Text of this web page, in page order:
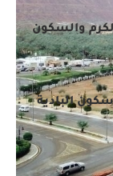
والسكون
البادية